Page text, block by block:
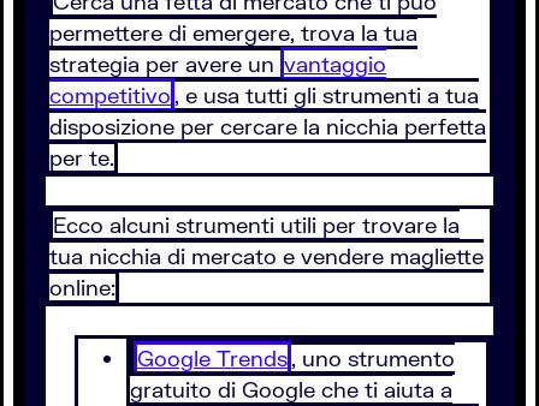
permettere di emergere, trova la tua
strategia per avere un vantaggio
competitivo , e usa tutti gli strumenti a tua
disposizione per cercare la nicchia perfetta
per te.
Ecco alcuni strumenti utili per trovare la
tua nicchia di mercato e vendere magliette
online:
Google Trends, uno strumento
gratuito di Google che ti aiuta a